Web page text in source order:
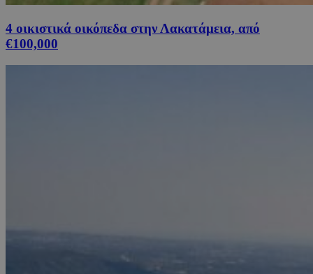
4 οικιστικά οικόπεδα στην Λακατάμεια, από
€100,000